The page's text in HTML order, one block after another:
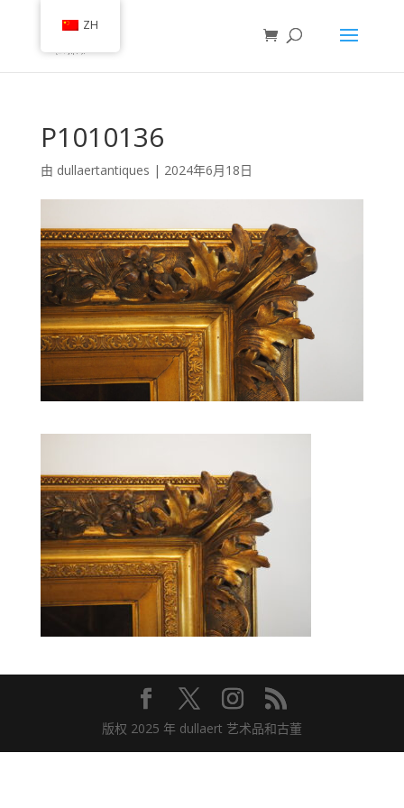
P1010136
由 dullaertantiques | 2024年6月18日
版权 2025 年 dullaert 艺术品和古董
ZH